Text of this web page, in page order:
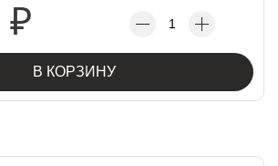
₽
В КОРЗИНУ